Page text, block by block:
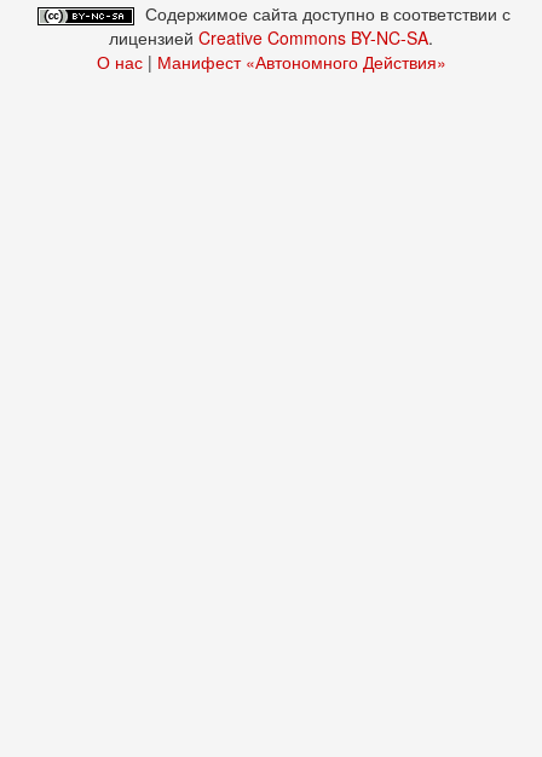
Содержимое сайта доступно в соответствии с
лицензией Creative Commons BY-NC-SA.
О нас| Манифест «Автономного Действия»